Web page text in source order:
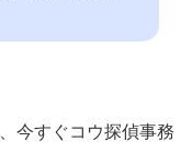
今すぐコウ探偵事務